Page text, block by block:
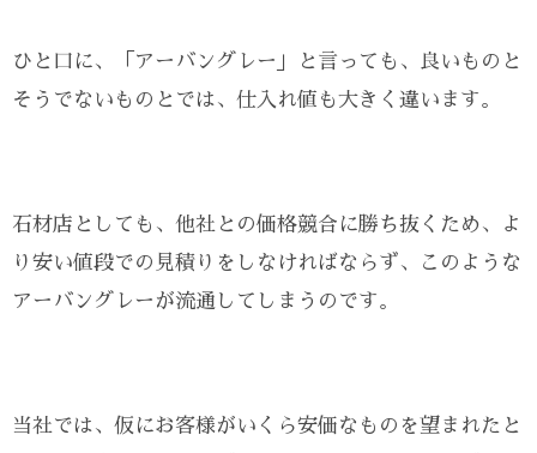
ひと口に、「アーバングレー」と言っても、良いものと
そうでないものとでは、仕入れ値も大きく違います。
石材店としても、他社との価格競合に勝ち抜くため、よ
り安い値段での見積りをしなければならず、このような
アーバングレーが流通してしまうのです。
当社では、仮にお客様がいくら安価なものを望まれたと